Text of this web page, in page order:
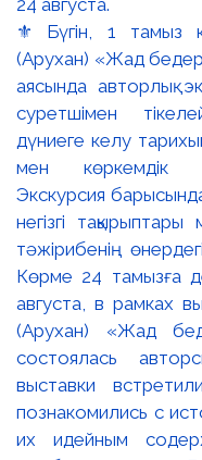
⚜️ Бүгін, 1 тамыз
(Арухан) «Жад
аясында авторлық
суретшімен
дүниеге келу
мен көркемдік
Экскурсия
негізгі
тәжірибенің
Көрме 24 тамызға
августа, в рамках
(Арухан) «Жад
состоялась
выставки
познакомились с
их идейным